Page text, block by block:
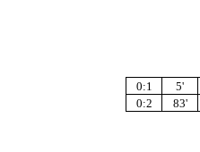
0:1 5'
0:2
83'